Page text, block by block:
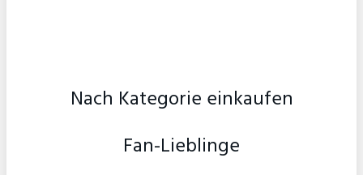
Nach Kategorie einkaufen
Fan-Lieblinge